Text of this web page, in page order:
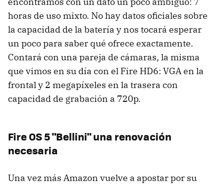
horas de uso mixto. No hay datos oficiales sobre
la capacidad de la batería y nos tocará esperar
un poco para saber qué ofrece exactamente.
Contará con una pareja de cámaras, la misma
que vimos en su día con el Fire HD6: VGA en la
frontal y 2 megapíxeles en la trasera con
capacidad de grabación a 720p.
Fire OS 5 "Bellini" una renovación
necesaria
Una vez más Amazon vuelve a apostar por su